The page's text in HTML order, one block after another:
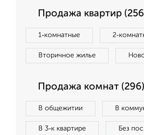
Продажа квартир
1‑комнатные
Вторичное жилье
Продажа комнат (296)
В общежитии В
В 3‑к квартире Без